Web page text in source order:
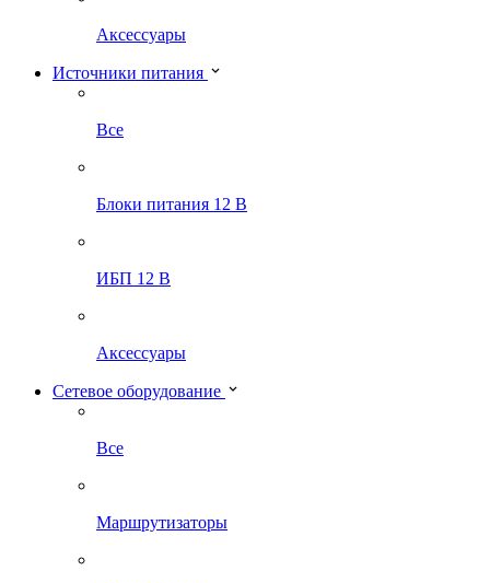
Аксессуары
Источники питания
Все
Блоки питания 12 В
ИБП 12 В
Аксессуары
Сетевое оборудование
Все
Маршрутизаторы